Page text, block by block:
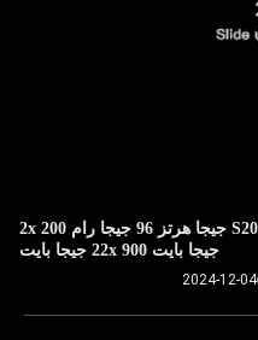
S200 Isilon Dell Emc NAS 2x 2.4 جيجا هرتز 96 جيجا رام 2x 200
جيجا بايت 22x 900 جيجا بايت
2024-12-04